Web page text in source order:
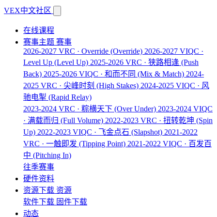
VEX中文社区
在线课程
赛事主题 赛事
2026-2027 VRC · Override (Override) 2026-2027 VIQC ·
Level Up (Level Up) 2025-2026 VRC · 狭路相逢 (Push
Back) 2025-2026 VIQC · 和而不同 (Mix & Match) 2024-
2025 VRC · 尖峰时刻 (High Stakes) 2024-2025 VIQC · 风
驰电掣 (Rapid Relay)
2023-2024 VRC · 粽横天下 (Over Under) 2023-2024 VIQC
· 满载而归 (Full Volume) 2022-2023 VRC · 扭转乾坤 (Spin
Up) 2022-2023 VIQC · 飞金点石 (Slapshot) 2021-2022
VRC · 一触即发 (Tipping Point) 2021-2022 VIQC · 百发百
中 (Pitching In)
往季赛事
硬件资料
资源下载 资源
软件下载 固件下载
动态